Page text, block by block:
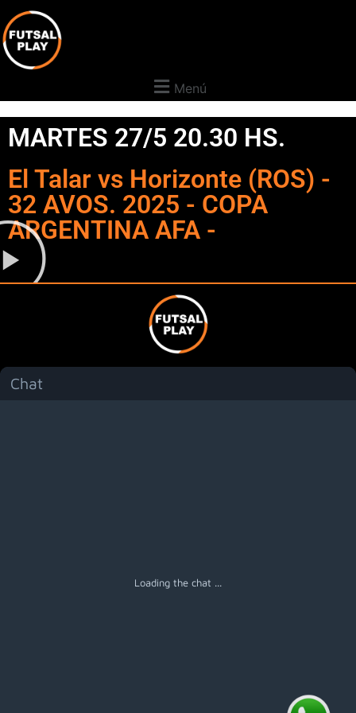
Menú
MARTES 27/5 20.30 HS.
El Talar vs Horizonte (ROS) -
32 AVOS. 2025 - COPA
ARGENTINA AFA -
Chat
Loading the chat ...